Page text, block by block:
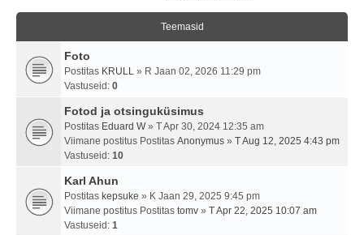
Teemasid
Foto
Postitas KRULL » R Jaan 02, 2026 11:29 pm
Vastuseid: 0
Fotod ja otsinguküsimus
Postitas Eduard W» T Apr 30, 2024 12:35 am
Viimane postitus Postitas Anonymus » T Aug 12, 2025 4:43 pm
Vastuseid: 10
Karl Ahun
Postitas kepsuke » K Jaan 29, 2025 9:45 pm
Viimane postitus Postitas tomv » T Apr 22, 2025 10:07 am
Vastuseid: 1